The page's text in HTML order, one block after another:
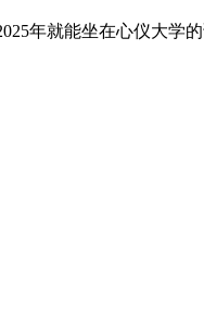
年就能坐在心仪大学